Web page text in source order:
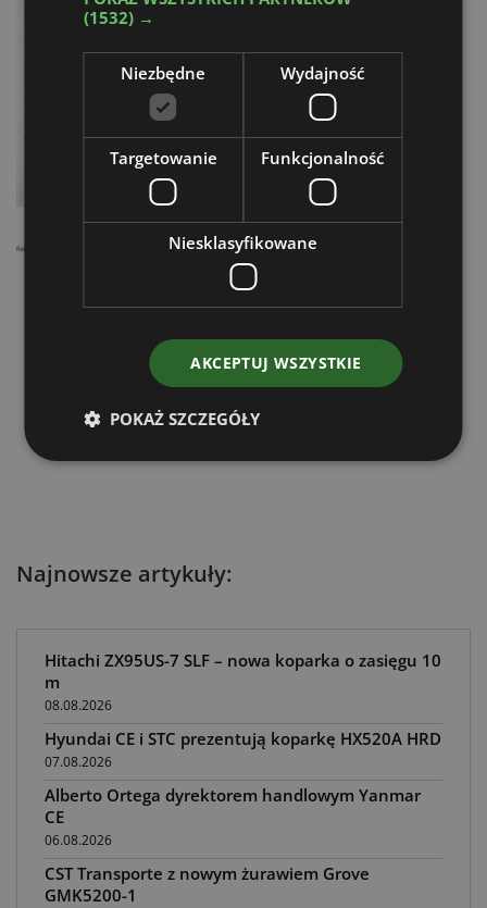
Najnowsze artykuły:
Hitachi ZX95US-7 SLF – nowa koparka o zasięgu 10
m
08.08.2026
Hyundai CE i STC prezentują koparkę HX520A HRD
07.08.2026
Alberto Ortega dyrektorem handlowym Yanmar
CE
06.08.2026
CST Transporte z nowym żurawiem Grove
GMK5200-1
Reklama
(1532) →
Niezbędne Wydajność
Targetowanie Funkcjonalność
Niesklasyfikowane
AKCEPTUJ WSZYSTKIE
POKAŻ SZCZEGÓŁY